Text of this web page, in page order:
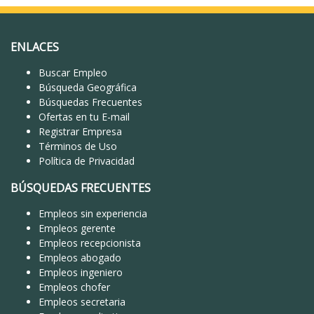
ENLACES
Buscar Empleo
Búsqueda Geográfica
Búsquedas Frecuentes
Ofertas en tu E-mail
Registrar Empresa
Términos de Uso
Política de Privacidad
BÚSQUEDAS FRECUENTES
Empleos sin experiencia
Empleos gerente
Empleos recepcionista
Empleos abogado
Empleos ingeniero
Empleos chofer
Empleos secretaria